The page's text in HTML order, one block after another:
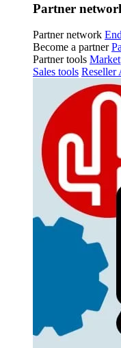
Partner
Partner network
Become a partner
Partner tools
Sales tools Reseller